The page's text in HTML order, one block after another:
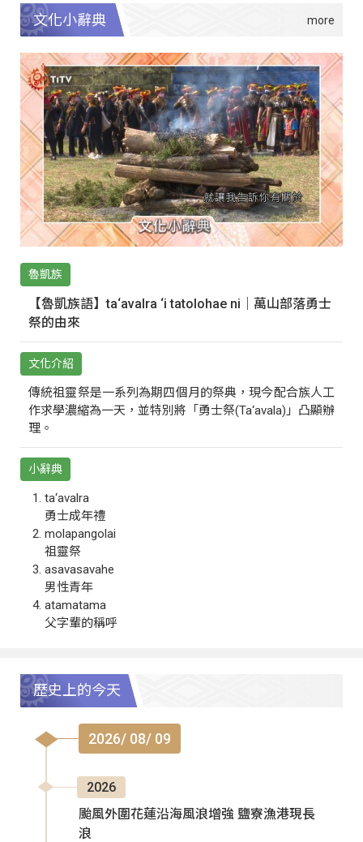
文化小辭典
魯凱族
【魯凱族語】ta‘avalra ‘i tatolohae ni｜萬山部落勇士
祭的由來
文化介紹
傳統祖靈祭是一系列為期四個月的祭典，現今配合族人工
作求學濃縮為一天，並特別將「勇士祭(Ta‘avala)」凸顯辦
理。
小辭典
ta‘avalra
勇士成年禮
molapangolai
祖靈祭
asavasavahe
男性青年
atamatama
父字輩的稱呼
歷史上的今天
2026/ 08/ 09
2026
颱風外圍花蓮沿海風浪增強 鹽寮漁港現長
浪